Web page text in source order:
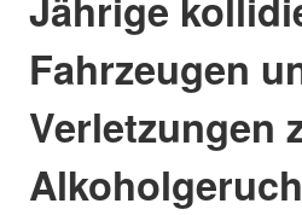
Fahrzeugen
Verletzungen